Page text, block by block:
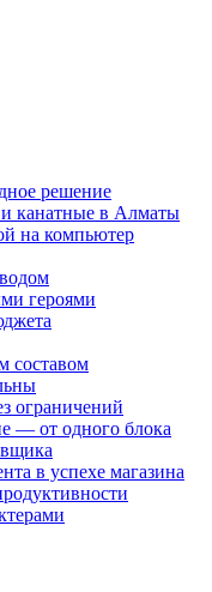
решение
и канатные в Алматы
на компьютер
героями
составом
ограничений
— от одного блока
в успехе магазина